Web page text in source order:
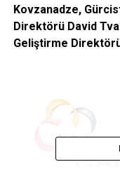
Kovzanadze,
Direktörü David
Geliştirme Direktörü